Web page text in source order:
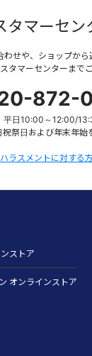
タマーセン
わせや、ショップから
タマーセンターまでご
872-
平日10:00～12:00/
祭日および年末年始
ラスメントに対する
ストア
オンラインストア